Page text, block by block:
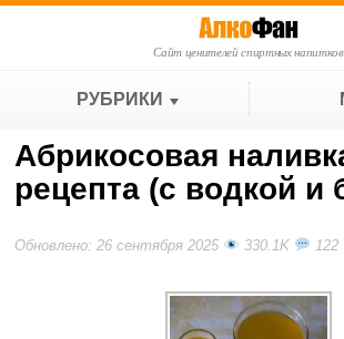
Сайт ценителей спиртных напитков
РУБРИКИ
Абрикосовая
рецепта (с водкой и
Обновлено: 26 сентября 2025 330.1K 122